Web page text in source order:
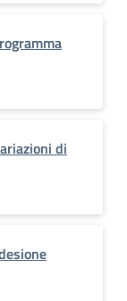
di